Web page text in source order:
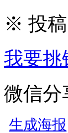
※ 投稿
我要挑
微信分
生成海报